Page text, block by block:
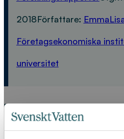
2018Författare:
Företagsekonomiska
universitet
FLER PRODUKTER